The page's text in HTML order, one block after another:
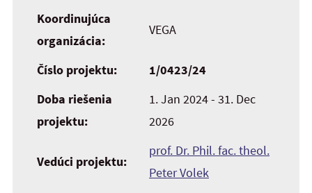
Koordinujúca
organizácia:
VEGA
Číslo projektu:
1/0423/24
Doba riešenia
projektu:
1. Jan 2024 - 31. Dec
2026
Vedúci projektu:
prof. Dr. Phil. fac. theol.
Peter Volek